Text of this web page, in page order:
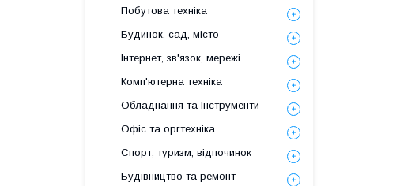
Побутова техніка
Будинок, сад, місто
Інтернет, зв'язок, мережі
Комп'ютерна техніка
Обладнання та Інструменти
Офіс та оргтехніка
Спорт, туризм, відпочинок
Будівництво та ремонт